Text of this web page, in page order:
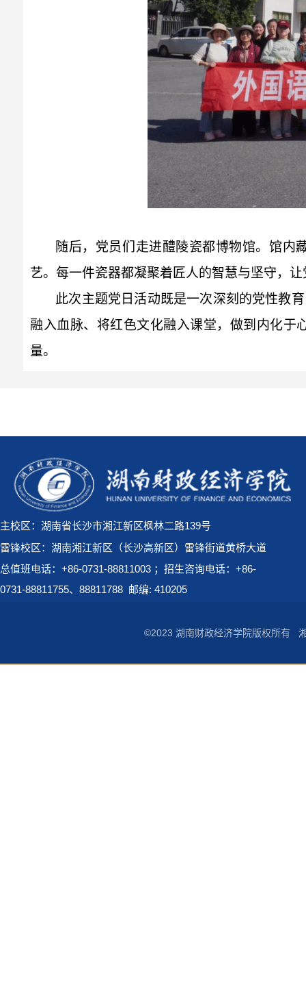
随后，党员们走进醴陵瓷都博物馆。馆内
艺。每一件瓷器都凝聚着匠人的智慧与坚守，
此次主题党日活动既是一次深刻的党性教
融入血脉、将红色文化融入课堂，做到内化于
量。
主校区：湖南省长沙市湘江新区枫林二路139号
雷锋校区：湖南湘江新区（长沙高新区）雷锋街道黄桥大道
总值班电话：+86-0731-88811003 ；招生咨询电话：+86-
0731-88811755、88811788 邮编: 410205
©2023 湖南财政经济学院版权所有